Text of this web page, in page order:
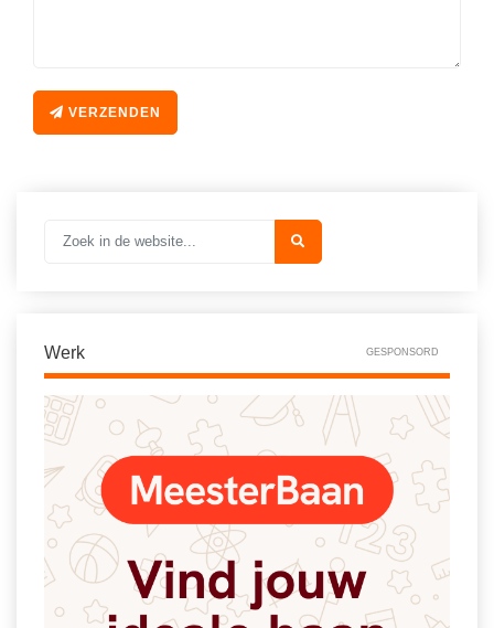
VERZENDEN
Werk GESPONSORD